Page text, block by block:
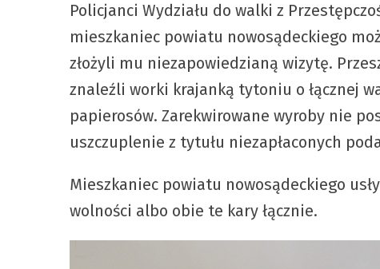
Policjanci Wydziału do walki z
mieszkaniec powiatu nowosądeckiego
złożyli mu niezapowiedzianą wizytę.
znaleźli worki krajanką tytoniu o łącznej
papierosów. Zarekwirowane wyroby nie
uszczuplenie z tytułu niezapłaconych
Mieszkaniec powiatu nowosądeckiego
wolności albo obie te kary łącznie.